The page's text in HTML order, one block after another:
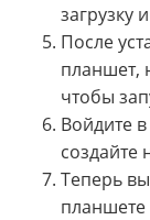
загрузку
После
планшет,
чтобы
Войдите
создайте
Теперь